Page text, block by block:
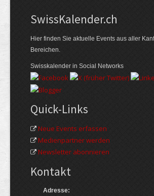
Swiss­Kalender.ch
Hier finden Sie aktuelle Events aus aller
Bereichen.
Swisskalender in Social Networks
Quick-Links
Neue Events erfassen
Medienpartner werden
Newsletter abonnieren
Kontakt
Adresse: